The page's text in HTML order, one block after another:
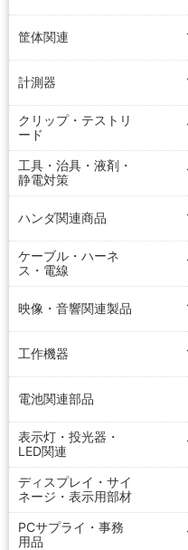
筐体関連
計測器
クリップ・テストリ
ード
工具・治具・液剤・
静電対策
ハンダ関連商品
ケーブル・ハーネ
ス・電線
映像・音響関連製品
工作機器
電池関連部品
表示灯・投光器・
LED関連
ディスプレイ・サイ
ネージ・表示用部材
PCサプライ・事務
用品